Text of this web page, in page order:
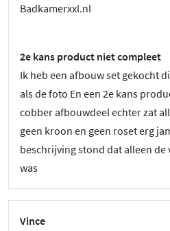
Badkamerxxl.nl
2e kans product niet compleet
Ik heb een afbouw set gekocht
als de foto En een 2e kans
cobber afbouwdeel echter zat
geen kroon en geen roset erg
beschrijving stond dat alleen
was
Vince